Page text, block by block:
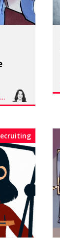
Lucie Chesné